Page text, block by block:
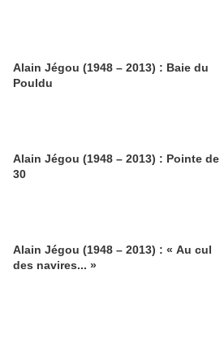
Alain Jégou (1948 – 2013) : Baie du
Pouldu
Alain Jégou (1948 – 2013) : Pointe de
30
Alain Jégou (1948 – 2013) : « Au cul
des navires... »